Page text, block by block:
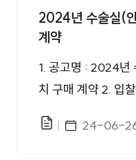
2024년 수술실(
계약
1. 공고명 : 2024년
치 구매 계약 2. 입
가세 포함 4. 계약
파일있음게시일자
24-06-